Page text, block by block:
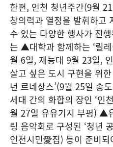
한편, 인천 청년주간(9월
창의력과 열정을 발휘하고
수 있는 다양한 행사가 진
는 ▲대학과 함께하는 ‘릴
월 6일, 재능대 9월 23일,
살고 싶은 도시 구현을 위
년 르네상스’(9월 25일 송
세대 간의 화합의 장인 ‘인
월 27일 유유기지 부평) ▲
링 음악회로 구성된 ‘청년
인천시민愛집) 등이 준비되